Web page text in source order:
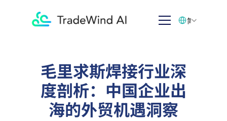
毛里求斯焊接行业深
度剖析：中国企业出
海的外贸机遇洞察
简体中文